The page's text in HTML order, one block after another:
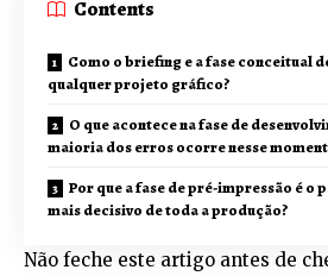
Contents
Como o briefing e a fase conceitual
qualquer projeto gráfico?
O que acontece na fase de
maioria dos erros ocorre nesse
Por que a fase de pré-impressão é o
mais decisivo de toda a produção?
Não feche este artigo antes de